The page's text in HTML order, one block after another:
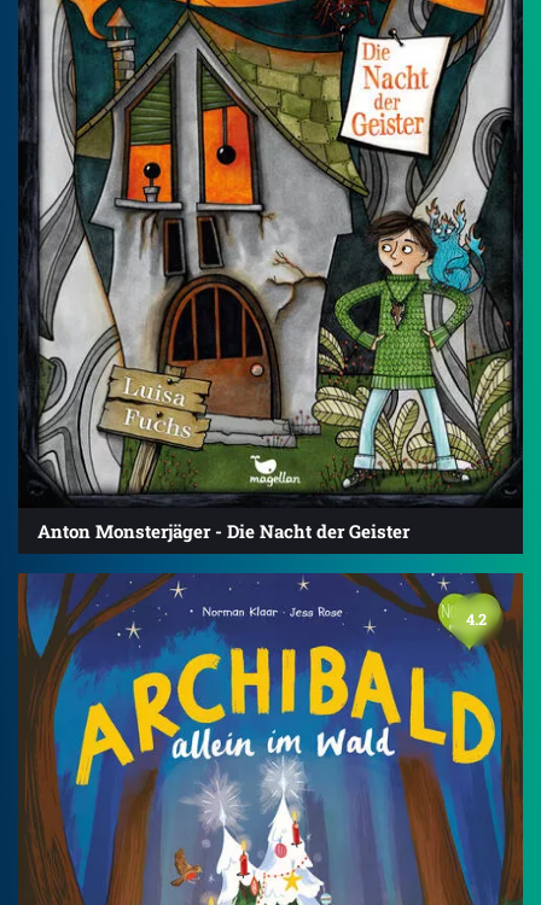
Anton Monsterjäger - Die Nacht der Geister
4.2